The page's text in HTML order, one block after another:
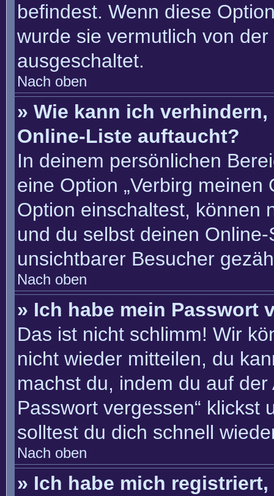
befindest. Wenn diese
wurde sie vermutlich von
ausgeschaltet.
Nach oben
» Wie kann ich
Online-Liste auftaucht?
In deinem persönlichen
eine Option „Verbirg meinen
Option einschaltest, können
und du selbst deinen
unsichtbarer Besucher
Nach oben
» Ich habe mein Passwort
Das ist nicht schlimm! Wir
nicht wieder mitteilen, du
machst du, indem du auf
Passwort vergessen“ klickst
solltest du dich schnell
Nach oben
» Ich habe mich